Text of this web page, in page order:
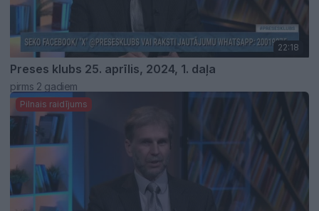
22:18
Preses klubs 25. aprīlis, 2024, 1. daļa
pirms 2 gadiem
Pilnais raidījums